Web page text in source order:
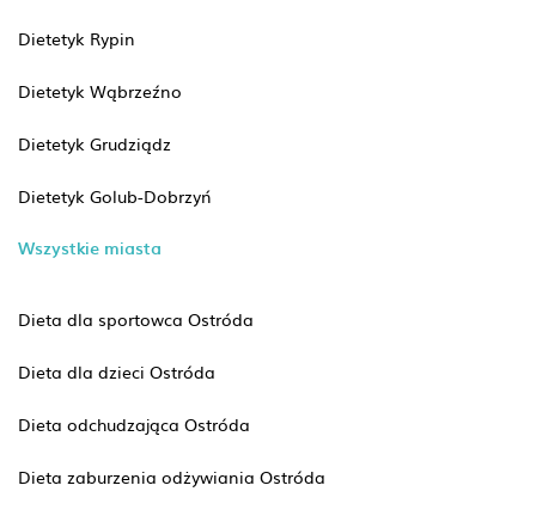
Dietetyk Rypin
Dietetyk Wąbrzeźno
Dietetyk Grudziądz
Dietetyk Golub-Dobrzyń
Wszystkie miasta
Dieta dla sportowca Ostróda
Dieta dla dzieci Ostróda
Dieta odchudzająca Ostróda
Dieta zaburzenia odżywiania Ostróda